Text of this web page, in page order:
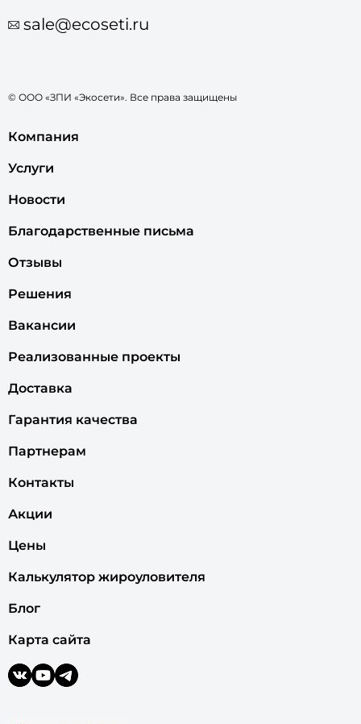
sale@ecoseti.ru
© ООО «ЗПИ «Экосети». Все права защищены
Компания
Услуги
Новости
Благодарственные письма
Отзывы
Решения
Вакансии
Реализованные проекты
Доставка
Гарантия качества
Партнерам
Контакты
Акции
Цены
Калькулятор жироуловителя
Блог
Карта сайта